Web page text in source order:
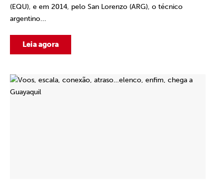
(EQU), e em 2014, pelo San Lorenzo (ARG), o técnico
argentino...
Leia agora